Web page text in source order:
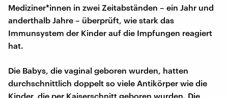
Mediziner*innen in zwei Zeitabständen – ein Jahr und
anderthalb Jahre – überprüft, wie stark das
Immunsystem der Kinder auf die Impfungen reagiert
hat.
Die Babys, die vaginal geboren wurden, hatten
durchschnittlich doppelt so viele Antikörper wie die
Kinder, die per Kaiserschnitt geboren wurden. Die